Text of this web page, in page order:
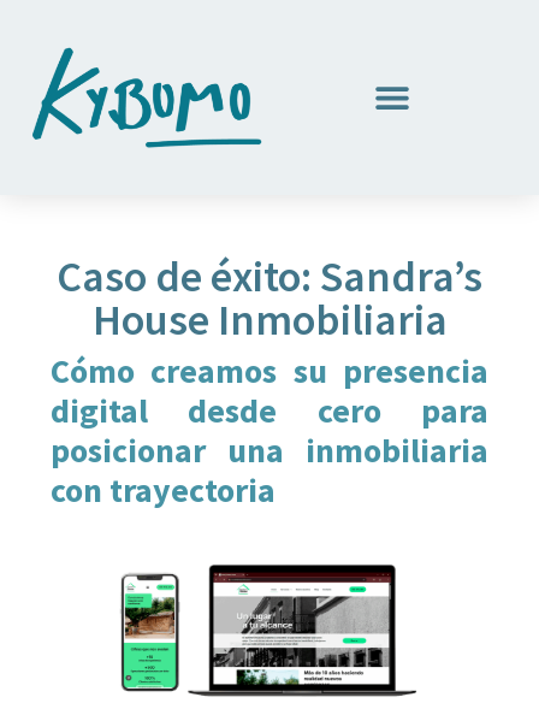
Caso de éxito: Sandra’s
House Inmobiliaria
Cómo creamos su presencia
digital desde cero para
posicionar una inmobiliaria
con trayectoria